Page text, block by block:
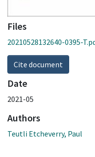
Files
20210528132640-0395-
Cite document
Date
2021-05
Authors
Teutli Etcheverry, Paul